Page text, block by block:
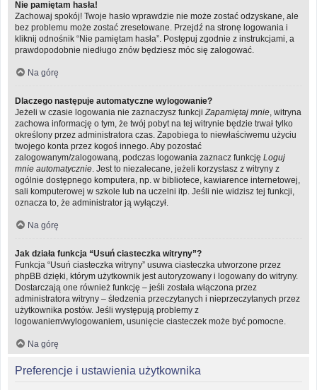
Nie pamiętam hasła!
Zachowaj spokój! Twoje hasło wprawdzie nie może zostać odzyskane, ale
bez problemu może zostać zresetowane. Przejdź na stronę logowania i
kliknij odnośnik “Nie pamiętam hasła”. Postępuj zgodnie z instrukcjami, a
prawdopodobnie niedługo znów będziesz móc się zalogować.
Na górę
Dlaczego następuje automatyczne wylogowanie?
Jeżeli w czasie logowania nie zaznaczysz funkcji Zapamiętaj mnie , witryna
zachowa informację o tym, że twój pobyt na tej witrynie będzie trwał tylko
określony przez administratora czas. Zapobiega to niewłaściwemu użyciu
twojego konta przez kogoś innego. Aby pozostać
zalogowanym/zalogowaną, podczas logowania zaznacz funkcję Loguj
mnie automatycznie . Jest to niezalecane, jeżeli korzystasz z witryny z
ogólnie dostępnego komputera, np. w bibliotece, kawiarence internetowej,
sali komputerowej w szkole lub na uczelni itp. Jeśli nie widzisz tej funkcji,
oznacza to, że administrator ją wyłączył.
Na górę
Jak działa funkcja “Usuń ciasteczka witryny”?
Funkcja “Usuń ciasteczka witryny” usuwa ciasteczka utworzone przez
phpBB dzięki, którym użytkownik jest autoryzowany i logowany do witryny.
Dostarczają one również funkcję – jeśli została włączona przez
administratora witryny – śledzenia przeczytanych i nieprzeczytanych przez
użytkownika postów. Jeśli występują problemy z
logowaniem/wylogowaniem, usunięcie ciasteczek może być pomocne.
Na górę
Preferencje i ustawienia użytkownika